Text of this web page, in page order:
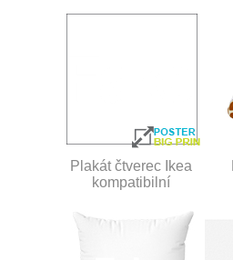
Plakát čtverec Ikea
kompatibilní